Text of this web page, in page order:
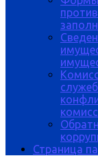
Страница